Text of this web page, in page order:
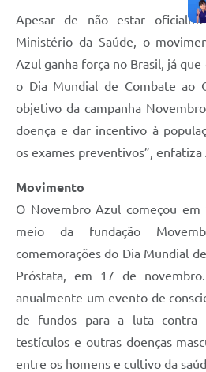
Apesar de não estar
Ministério da Saúde, o
Azul ganha força no Brasil, já
o Dia Mundial de Combate ao
objetivo da campanha
doença e dar incentivo à
os exames preventivos”, enfatiza
Movimento
O Novembro Azul começou
meio da fundação
comemorações do Dia Mundial
Próstata, em 17 de
anualmente um evento de
de fundos para a luta contra
testículos e outras doenças
entre os homens e cultivo da